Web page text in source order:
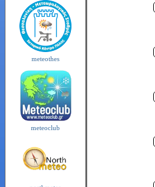
meteothes
meteoclub